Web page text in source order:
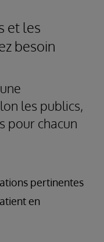
et les
besoin
les publics,
pour chacun
pertinentes
en